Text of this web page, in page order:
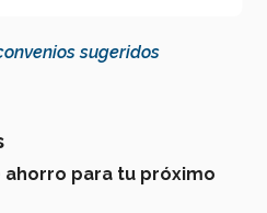
sugeridos
ahorro para tu próximo